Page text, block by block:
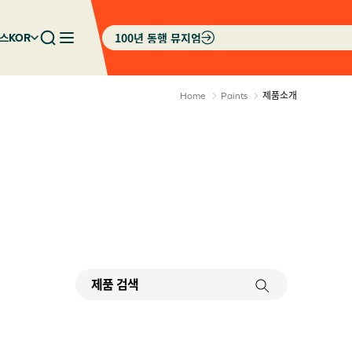
KOR 100년 동행 뮤지엄
Home Paints 제품소개